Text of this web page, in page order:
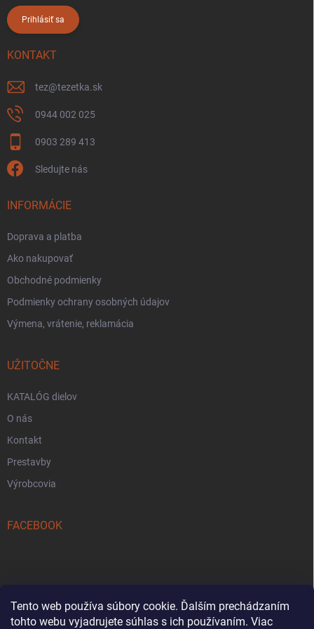
Tento web používa súbory cookie. Ďalším prechádzaním
tohto webu vyjadrujete súhlas s ich používaním. Viac
Prihlásiť sa
KONTAKT
tez@tezetka.sk
0944 002 025
0903 289 413
Sledujte nás
INFORMÁCIE
Doprava a platba
Ako nakupovať
Obchodné podmienky
Podmienky ochrany osobných údajov
Výmena, vrátenie, reklamácia
UŽITOČNE
KATALÓG dielov
O nás
Kontakt
Prestavby
Výrobcovia
FACEBOOK
Reklamačný formulár